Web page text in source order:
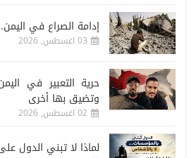
إدامة الصراع في
03 اغسطس, 2026
حرية التعبير في
وتضيق بها أخرى
02 اغسطس, 2026
لماذا لا تبني الدول